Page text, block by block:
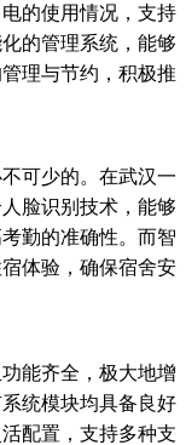
的使用情况，支持
的管理系统，能够
理与节约，积极推
可少的。在武汉一
脸识别技术，能够
勤的准确性。而智
体验，确保宿舍安
能齐全，极大地增
统模块均具备良好
配置，支持多种支